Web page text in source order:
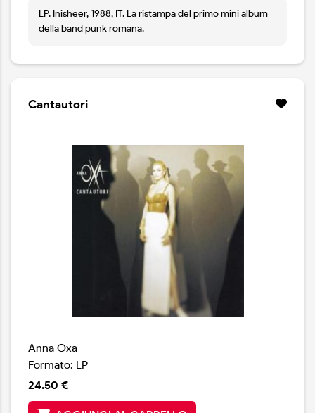
LP. Inisheer, 1988, IT. La ristampa del primo mini album
della band punk romana.
Cantautori
Anna Oxa
Formato: LP
24.50 €